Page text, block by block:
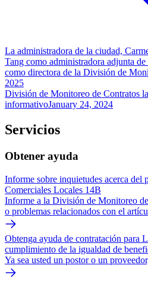
La administradora de la ciudad,
Tang como administradora adjunta
como directora de la División de
2025
División de Monitoreo de Contratos
informativoJanuary 24, 2024
Servicios
Obtener ayuda
Informe sobre inquietudes acerca del
Comerciales Locales 14B
Informe a la División de Monitoreo
o problemas relacionados con el
Obtenga ayuda de contratación para
cumplimiento de la igualdad de
Ya sea usted un postor o un